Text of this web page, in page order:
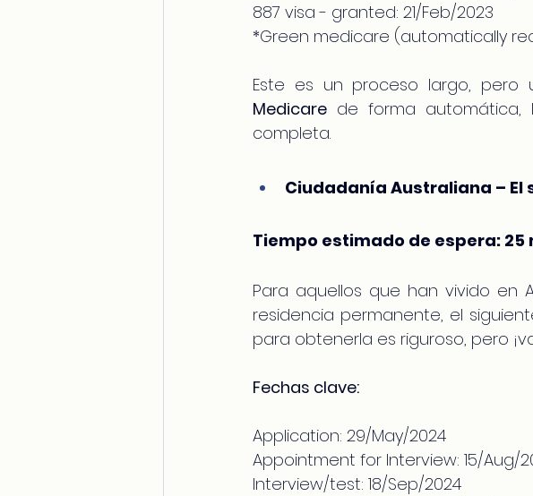
887 visa - granted: 21/Feb/2023
*Green medicare (automatically
Este es un proceso largo, pero
Medicare de forma
completa.
Ciudadanía Australiana – El
Tiempo estimado de espera: 25
Para aquellos que han vivido en
residencia permanente, el
para obtenerla es riguroso, pero
Fechas clave:
Application: 29/May/2024
Appointment for Interview: 15/Aug/
Interview/test: 18/Sep/2024